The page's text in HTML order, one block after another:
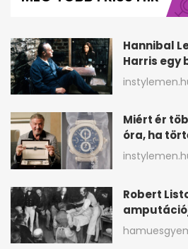
minute,
Hannibal
Harris egy
ismerte
Miért ér
óra, ha
hozzá?
Robert
állítólag
követelt